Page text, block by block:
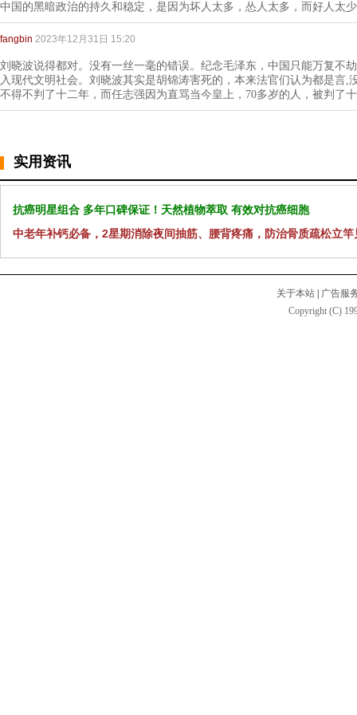
中国的黑暗政治的持久和稳定，是因为坏人太多，怂人太多，而好人太
fangbin 2023年12月31日 15:20
刘晓波说得都对。没有一丝一毫的错误。纪念毛泽东，中国只能万复不
入现代文明社会。刘晓波其实是胡锦涛害死的，本来法官们认为都是言,
不得不判了十二年，而任志强因为直骂当今皇上，70多岁的人，被判了
实用资讯
抗癌明星组合 多年口碑保证！天然植物萃取 有效对抗癌细胞
中老年补钙必备，2星期消除夜间抽筋、腰背疼痛，防治骨质疏松立竿
关于本站
广告服
Copyright (C)